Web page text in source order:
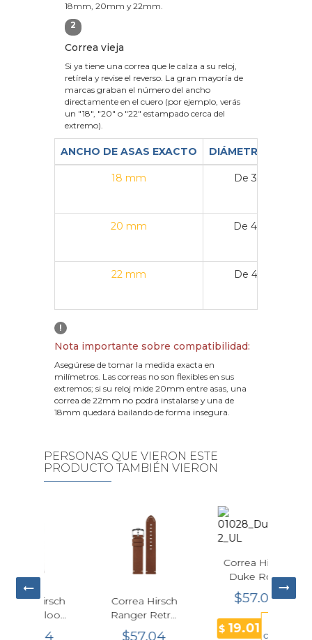
18mm, 20mm y 22mm.
2
Correa vieja
Si ya tiene una correa que le calza a su reloj,
retírela y revise el reverso. La gran mayoría de
marcas graban el número del ancho
directamente en el cuero (por ejemplo, verás
un "18", "20" o "22" estampado cerca del
extremo).
ANCHO DE ASAS EXACTO DIÁMETRO DE
18 mm De 36 mm a
20 mm De 40 mm a
22 mm De 43 mm a
!
Nota importante sobre compatibilidad:
Asegúrese de tomar la medida exacta en
milímetros. Las correas no son flexibles en sus
extremos; si su reloj mide 20mm entre asas, una
correa de 22mm no podrá instalarse y una de
18mm quedará bailando de forma insegura.
PERSONAS QUE VIERON ESTE
PRODUCTO TAMBIÉN VIERON
Correa Hirsch
Ranger Retro
Cuero Gold
Correa Hirsch
Duke Rosa
Cuero Grabado
Alligator 18 mm
3
cuotas